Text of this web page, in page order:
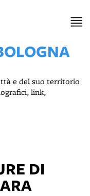
e del suo territorio
link,
DI